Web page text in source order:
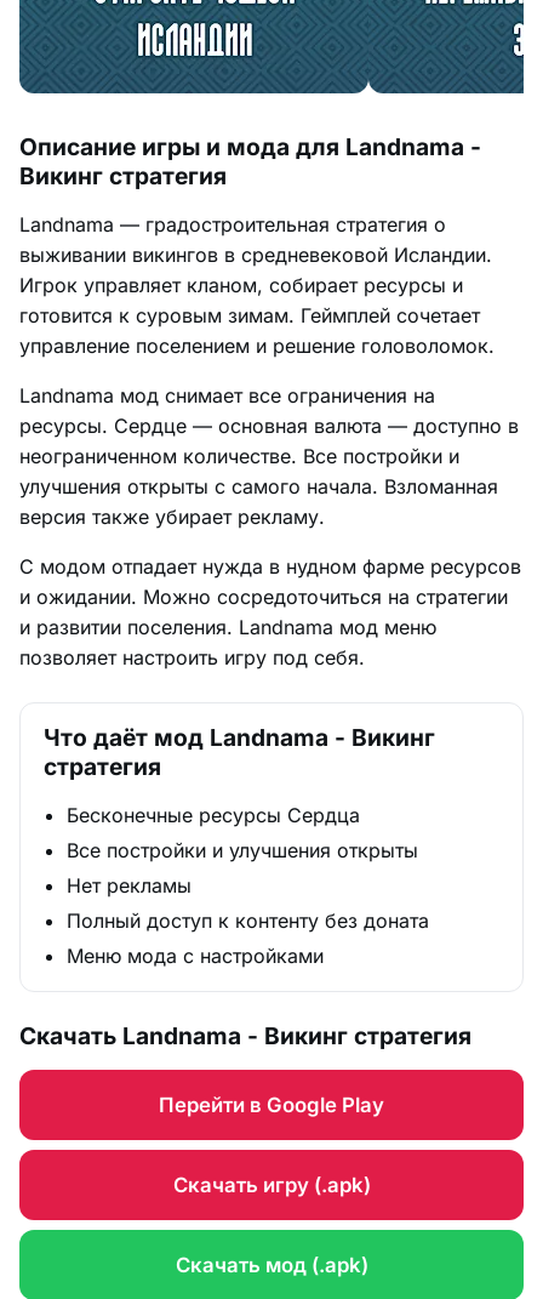
Описание игры и мода для Landnama -
Викинг стратегия
Landnama — градостроительная стратегия о
выживании викингов в средневековой Исландии.
Игрок управляет кланом, собирает ресурсы и
готовится к суровым зимам. Геймплей сочетает
управление поселением и решение головоломок.
Landnama мод снимает все ограничения на
ресурсы. Сердце — основная валюта — доступно в
неограниченном количестве. Все постройки и
улучшения открыты с самого начала. Взломанная
версия также убирает рекламу.
С модом отпадает нужда в нудном фарме ресурсов
и ожидании. Можно сосредоточиться на стратегии
и развитии поселения. Landnama мод меню
позволяет настроить игру под себя.
Что даёт мод Landnama - Викинг
стратегия
Бесконечные ресурсы Сердца
Все постройки и улучшения открыты
Нет рекламы
Полный доступ к контенту без доната
Меню мода с настройками
Скачать Landnama - Викинг стратегия
Перейти в Google Play
Скачать игру (.apk)
Скачать мод (.apk)